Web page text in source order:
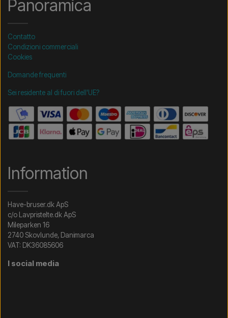
Panoramica
Contatto
Condizioni commerciali
Cookies
Domande frequenti
Sei residente al di fuori dell'UE?
Information
Have-bruser.dk ApS
c/o Lavpristelte.dk ApS
Mileparken 16
2740 Skovlunde, Danimarca
VAT: DK36085606
I social media